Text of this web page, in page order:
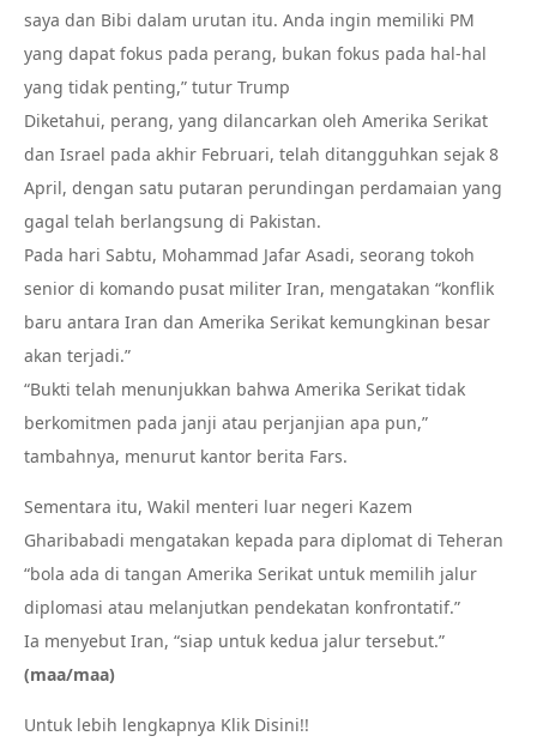
saya dan Bibi dalam urutan itu. Anda ingin memiliki PM
yang dapat fokus pada perang, bukan fokus pada hal-hal
yang tidak penting,” tutur Trump
Diketahui, perang, yang dilancarkan oleh Amerika Serikat
dan Israel pada akhir Februari, telah ditangguhkan sejak 8
April, dengan satu putaran perundingan perdamaian yang
gagal telah berlangsung di Pakistan.
Pada hari Sabtu, Mohammad Jafar Asadi, seorang tokoh
senior di komando pusat militer Iran, mengatakan “konflik
baru antara Iran dan Amerika Serikat kemungkinan besar
akan terjadi.”
“Bukti telah menunjukkan bahwa Amerika Serikat tidak
berkomitmen pada janji atau perjanjian apa pun,”
tambahnya, menurut kantor berita Fars.
Sementara itu, Wakil menteri luar negeri Kazem
Gharibabadi mengatakan kepada para diplomat di Teheran
“bola ada di tangan Amerika Serikat untuk memilih jalur
diplomasi atau melanjutkan pendekatan konfrontatif.”
Ia menyebut Iran, “siap untuk kedua jalur tersebut.”
(maa/maa)
Untuk lebih lengkapnya Klik Disini!!